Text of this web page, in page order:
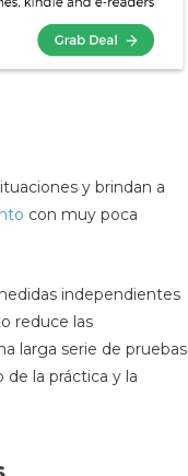
y brindan a
con muy poca
independientes
reduce las
larga serie de pruebas
la práctica y la